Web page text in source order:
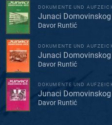
DOKUMENTE UND
Junaci
Davor Runtić
DOKUMENTE UND
Junaci Domovinskog
Davor Runtić
DOKUMENTE UND
Junaci
Davor Runtić